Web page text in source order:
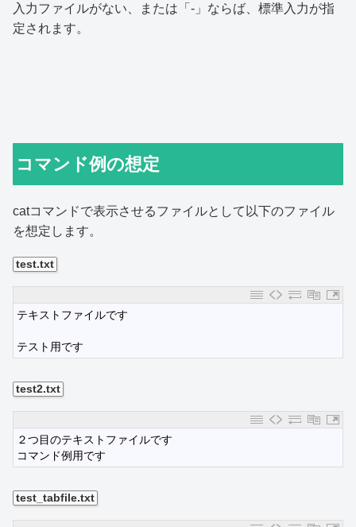
入力ファイルがない、または「-」ならば、標準入力が指
定されます。
コマンド例の想定
catコマンドで表示させるファイルとして以下のファイル
を想定します。
test.txt
テキストファイルです
テスト用です
test2.txt
２つ目のテキストファイルです
コマンド例用です
test_tabfile.txt